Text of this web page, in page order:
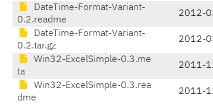
DateTime-Format-Variant-
0.2.readme
2012-
DateTime-Format-Variant-
0.2.tar.gz
2012-
Win32-ExcelSimple-0.3.me
ta
2011-
Win32-ExcelSimple-0.3.rea
dme
2011-